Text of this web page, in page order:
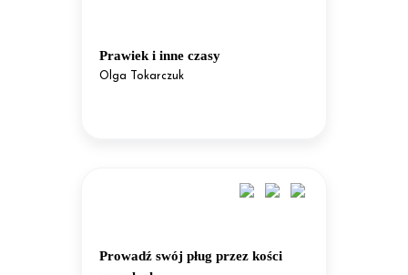
Prawiek i inne czasy
Olga Tokarczuk
Prowadź swój pług przez kości